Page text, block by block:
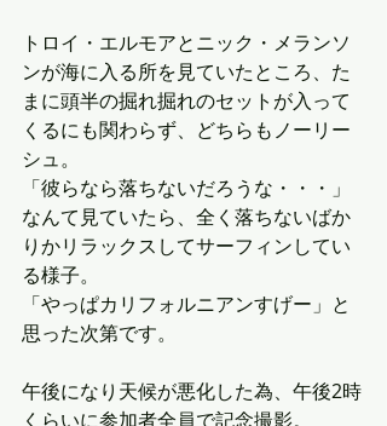
トロイ・エルモアとニック・メランソ
ンが海に入る所を見ていたところ、た
まに頭半の掘れ掘れのセットが入って
くるにも関わらず、どちらもノーリー
シュ。
「彼らなら落ちないだろうな・・・」
なんて見ていたら、全く落ちないばか
りかリラックスしてサーフィンしてい
る様子。
「やっぱカリフォルニアンすげー」と
思った次第です。
午後になり天候が悪化した為、午後2時
くらいに参加者全員で記念撮影。